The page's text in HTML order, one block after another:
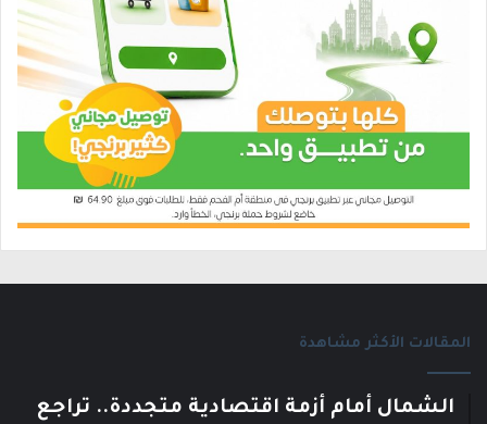
المقالات الأكثر مشاهدة
الشمال أمام أزمة اقتصادية متجددة.. تراجع